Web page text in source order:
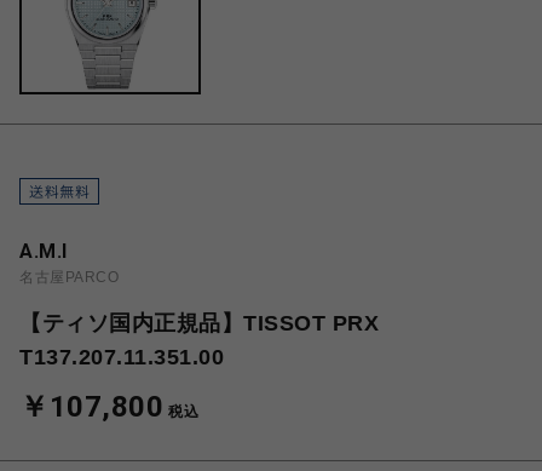
A.M.I
名古屋PARCO
【ティソ国内正規品】TISSOT PRX
T137.207.11.351.00
￥107,800 税込